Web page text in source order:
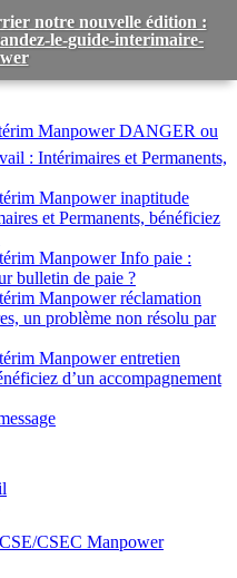
Manpower DANGER ou
: Intérimaires et Permanents,
Manpower inaptitude
et Permanents, bénéficiez
Manpower Info paie :
bulletin de paie ?
Manpower réclamation
un problème non résolu par
Manpower entretien
d’un accompagnement
CSEC Manpower
notre nouvelle édition :
le-guide-interimaire-